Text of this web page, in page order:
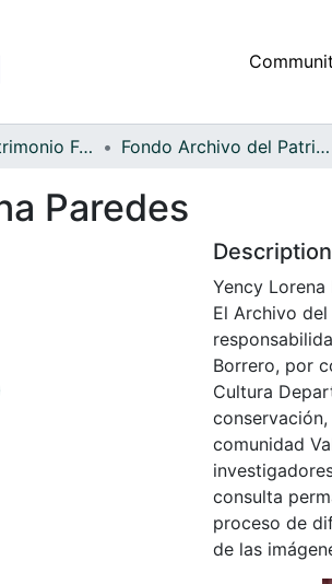
Archivo del Patrimonio Fotográfico y Fílmico del Valle del Cauca Fondo Archivo del Patrimonio Fotográfico y Fílmico del Valle del Cauca
Paredes
Description
Yency Lorena
El Archivo
Borrero, por
Cultura
comunidad
consulta
proceso de
de las